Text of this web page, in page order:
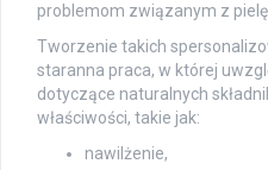
problemom związanym z
Tworzenie takich
staranna praca, w której
dotyczące naturalnych
właściwości, takie jak:
nawilżenie,